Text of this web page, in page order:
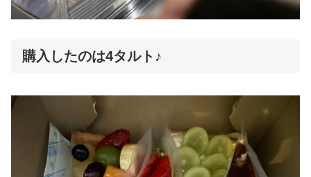
購入したのは4タルト♪